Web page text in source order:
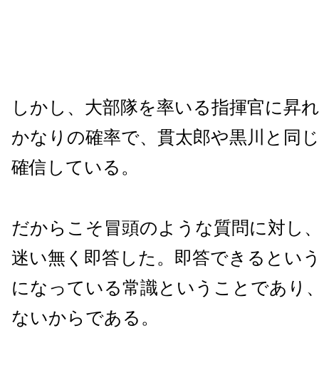
しかし、大部隊を率いる指揮官に昇
かなりの確率で、貫太郎や黒川と同
確信している。
だからこそ冒頭のような質問に対し
迷い無く即答した。即答できるとい
になっている常識ということであり
ないからである。